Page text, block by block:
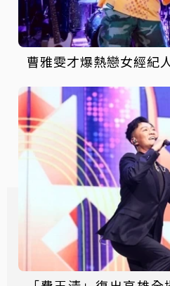
曹雅雯才爆熱戀女經紀